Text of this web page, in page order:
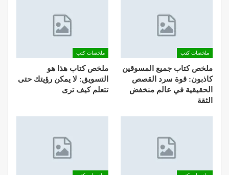
ملخصات كتب
ملخص كتاب جميع المسوقين
كاذبون: قوة سرد القصص
الحقيقية في عالم منخفض
الثقة
ملخصات كتب
ملخص كتاب هذا هو
التسويق: لا يمكن رؤيتك حتى
تتعلم كيف ترى